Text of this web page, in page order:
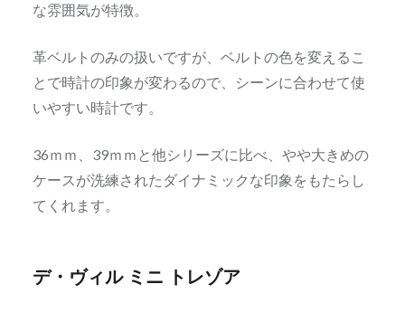
な雰囲気が特徴。
革ベルトのみの扱いですが、ベルトの色を変えるこ
とで時計の印象が変わるので、シーンに合わせて使
いやすい時計です。
36ｍｍ、39ｍｍと他シリーズに比べ、やや大きめの
ケースが洗練されたダイナミックな印象をもたらし
てくれます。
デ・ヴィル ミニ トレゾア